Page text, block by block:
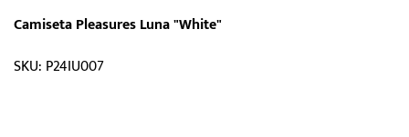
Camiseta Pleasures Luna "White"
SKU: P24IU007